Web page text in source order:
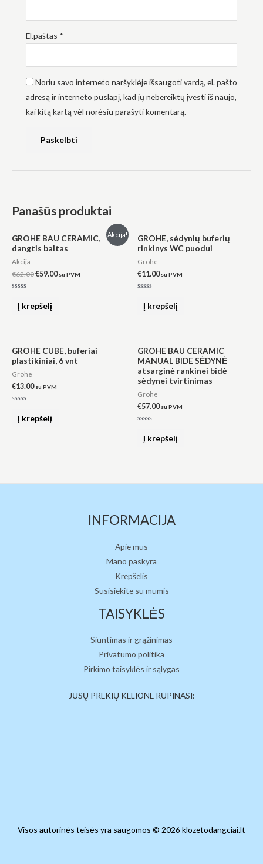
El.paštas *
Noriu savo interneto naršyklėje išsaugoti vardą, el. pašto
adresą ir interneto puslapį, kad jų nebereiktų įvesti iš naujo,
kai kitą kartą vėl norėsiu parašyti komentarą.
Panašūs produktai
Akcija!
GROHE BAU CERAMIC,
dangtis baltas
Akcija
€62.00
price
was:
€59.00
price
is:
su PVM
Į krepšelį
GROHE, sėdynių buferių
rinkinys WC puodui
Grohe
€11.00 su PVM
Į krepšelį
GROHE CUBE, buferiai
plastikiniai, 6 vnt
Grohe
€13.00 su PVM
Į krepšelį
GROHE BAU CERAMIC
MANUAL BIDE SĖDYNĖ
atsarginė rankinei bidė
sėdynei tvirtinimas
Grohe
€57.00 su PVM
Į krepšelį
INFORMACIJA
Apie mus
Mano paskyra
Krepšelis
Susisiekite su mumis
TAISYKLĖS
Siuntimas ir grąžinimas
Privatumo politika
Pirkimo taisyklės ir sąlygas
JŪSŲ PREKIŲ KELIONE RŪPINASI:
Visos autorinės teisės yra saugomos © 2026 klozetodangciai.lt